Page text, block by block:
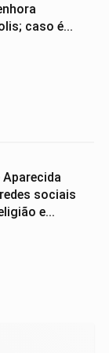
caso é...
Aparecida
sociais
e...